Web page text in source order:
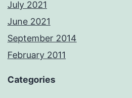
July 2021
June 2021
September 2014
February 2011
Categories